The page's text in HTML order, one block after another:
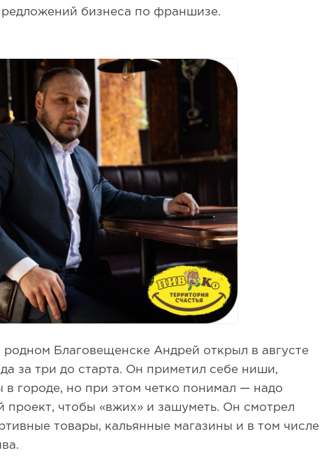
бизнеса по франшизе.
Благовещенске Андрей открыл в августе
за три до старта. Он приметил себе ниши,
в городе, но при этом четко понимал — надо
проект, чтобы «вжих» и зашуметь. Он смотрел
товары, кальянные магазины и в том числе